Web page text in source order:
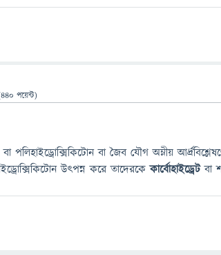
440 পয়েন্ট)
পলিহাইড্রোক্সিকিটোন বা জৈব যৌগ অম্লীয়
উৎপন্ন করে তাদেরকেকার্বোহাইড্রেটবা